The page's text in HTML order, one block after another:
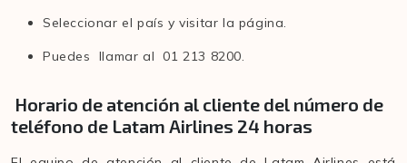
Seleccionar el país y visitar la página.
Puedes llamar al 01 213 8200.
Horario de atención al cliente del número de
teléfono de Latam Airlines 24 horas